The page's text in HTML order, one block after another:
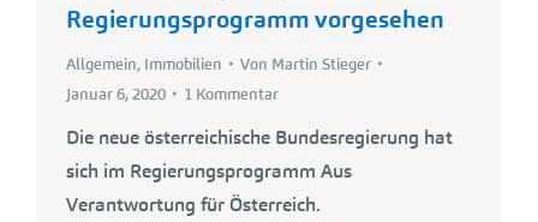
Regierungsprogramm vorgesehen
Allgemein, Immobilien Von Martin Stieger
Januar 6, 2020
1 Kommentar
Die neue österreichische Bundesregierung hat
sich im Regierungsprogramm Aus
Verantwortung für Österreich.